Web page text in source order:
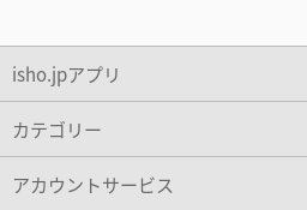
isho.jpアプリ
カテゴリー
アカウントサービス